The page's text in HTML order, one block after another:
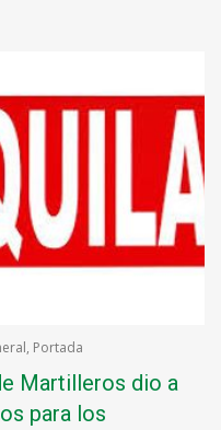
, Portada
Martilleros dio a
para los